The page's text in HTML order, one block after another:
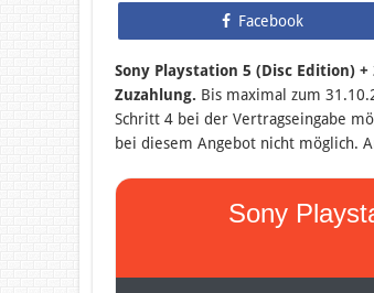
Facebook
Sony Playstation 5 (Disc Edition) +
Zuzahlung. Bis maximal zum
Schritt 4 bei der Vertragseingabe
bei diesem Angebot nicht möglich.
Sony